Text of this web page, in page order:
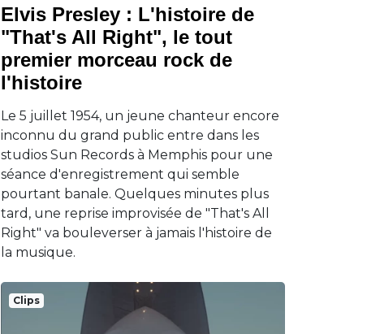
Elvis Presley : L'histoire de
"That's All Right", le tout
premier morceau rock de
l'histoire
Le 5 juillet 1954, un jeune chanteur encore
inconnu du grand public entre dans les
studios Sun Records à Memphis pour une
séance d'enregistrement qui semble
pourtant banale. Quelques minutes plus
tard, une reprise improvisée de "That's All
Right" va bouleverser à jamais l'histoire de
la musique.
Clips